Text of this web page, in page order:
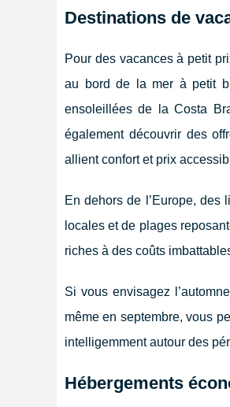
Destinations de
Pour des vacances à petit
au bord de la mer à petit
ensoleillées de la Costa
également découvrir des
allient confort et prix
En dehors de l’Europe,
locales et de plages
riches à des coûts
Si vous envisagez
même en septembre, vous
intelligemment autour des
Hébergements